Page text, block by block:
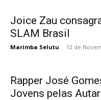
Joice Zau
SLAM Brasil
Marimba Selutu - 12 de
Rapper José
Jovens pelas